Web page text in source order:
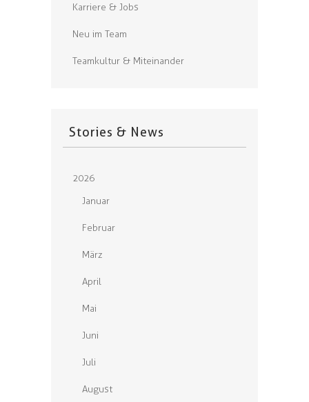
Karriere & Jobs
Neu im Team
Teamkultur & Miteinander
Stories & News
2026
Januar
Februar
März
April
Mai
Juni
Juli
August